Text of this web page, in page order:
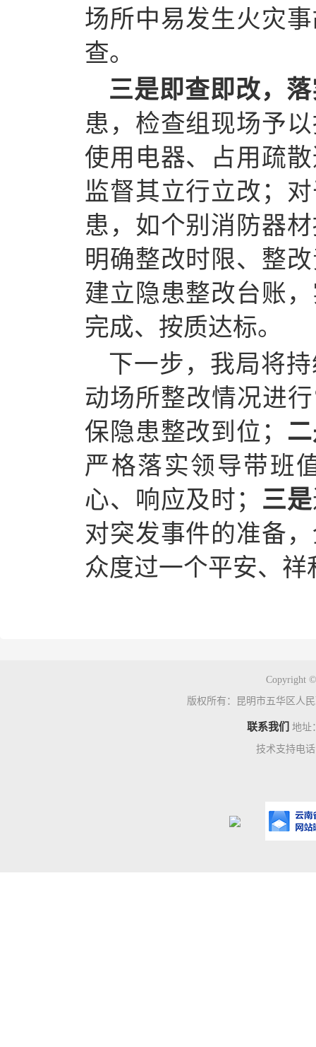
场所中易发生火灾
查。
三是即查即改，
患，检查组现场予
使用电器、占用疏
监督其立行立改；
患，如个别消防器
明确整改时限、整
建立隐患整改台账
完成、按质达标。
下一步，我局将
动场所整改情况进行
保隐患整改到位；
严格落实领导带班
心、响应及时； 三是
对突发事件的准备
众度过一个平安、
Copyright
版权所有：昆明市五华区人
联系我们 地址
技术支持电